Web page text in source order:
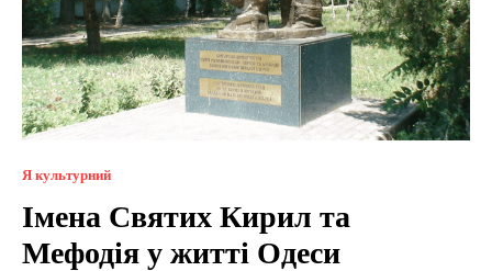
Я культурний
Імена Святих Кирил та
Мефодія у житті Одеси